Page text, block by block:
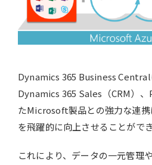
Dynamics 365 Business
Dynamics 365 Sales（CRM）
たMicrosoft製品との強力な連
を飛躍的に向上させることができ
これにより、データの一元管理